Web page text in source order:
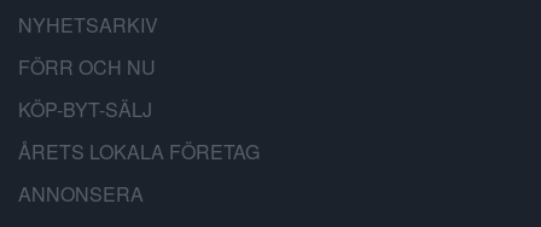
NYHETSARKIV
FÖRR OCH NU
KÖP-BYT-SÄLJ
ÅRETS LOKALA FÖRETAG
ANNONSERA